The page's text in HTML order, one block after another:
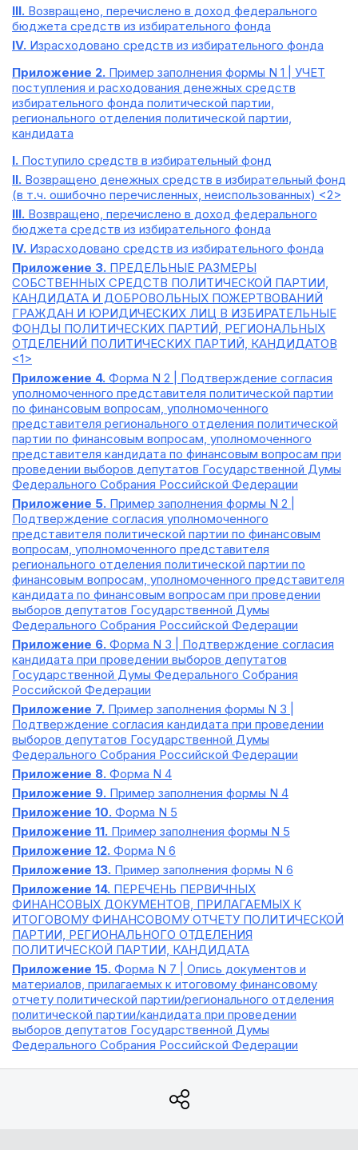
III. Возвращено, перечислено в доход федерального
бюджета средств из избирательного фонда
IV. Израсходовано средств из избирательного фонда
Приложение 2. Пример заполнения формы N 1 | УЧЕТ
поступления и расходования денежных средств
избирательного фонда политической партии,
регионального отделения политической партии,
кандидата
I. Поступило средств в избирательный фонд
II. Возвращено денежных средств в избирательный фонд
(в т.ч. ошибочно перечисленных, неиспользованных) <2>
III. Возвращено, перечислено в доход федерального
бюджета средств из избирательного фонда
IV. Израсходовано средств из избирательного фонда
Приложение 3. ПРЕДЕЛЬНЫЕ РАЗМЕРЫ
СОБСТВЕННЫХ СРЕДСТВ ПОЛИТИЧЕСКОЙ ПАРТИИ,
КАНДИДАТА И ДОБРОВОЛЬНЫХ ПОЖЕРТВОВАНИЙ
ГРАЖДАН И ЮРИДИЧЕСКИХ ЛИЦ В ИЗБИРАТЕЛЬНЫЕ
ФОНДЫ ПОЛИТИЧЕСКИХ ПАРТИЙ, РЕГИОНАЛЬНЫХ
ОТДЕЛЕНИЙ ПОЛИТИЧЕСКИХ ПАРТИЙ, КАНДИДАТОВ
<1>
Приложение 4. Форма N 2 | Подтверждение согласия
уполномоченного представителя политической партии
по финансовым вопросам, уполномоченного
представителя регионального отделения политической
партии по финансовым вопросам, уполномоченного
представителя кандидата по финансовым вопросам при
проведении выборов депутатов Государственной Думы
Федерального Собрания Российской Федерации
Приложение 5. Пример заполнения формы N 2 |
Подтверждение согласия уполномоченного
представителя политической партии по финансовым
вопросам, уполномоченного представителя
регионального отделения политической партии по
финансовым вопросам, уполномоченного представителя
кандидата по финансовым вопросам при проведении
выборов депутатов Государственной Думы
Федерального Собрания Российской Федерации
Приложение 6. Форма N 3 | Подтверждение согласия
кандидата при проведении выборов депутатов
Государственной Думы Федерального Собрания
Российской Федерации
Приложение 7. Пример заполнения формы N 3 |
Подтверждение согласия кандидата при проведении
выборов депутатов Государственной Думы
Федерального Собрания Российской Федерации
Приложение 8. Форма N 4
Приложение 9. Пример заполнения формы N 4
Приложение 10. Форма N 5
Приложение 11. Пример заполнения формы N 5
Приложение 12. Форма N 6
Приложение 13. Пример заполнения формы N 6
Приложение 14. ПЕРЕЧЕНЬ ПЕРВИЧНЫХ
ФИНАНСОВЫХ ДОКУМЕНТОВ, ПРИЛАГАЕМЫХ К
ИТОГОВОМУ ФИНАНСОВОМУ ОТЧЕТУ ПОЛИТИЧЕСКОЙ
ПАРТИИ, РЕГИОНАЛЬНОГО ОТДЕЛЕНИЯ
ПОЛИТИЧЕСКОЙ ПАРТИИ, КАНДИДАТА
Приложение 15. Форма N 7 | Опись документов и
материалов, прилагаемых к итоговому финансовому
отчету политической партии/регионального отделения
политической партии/кандидата при проведении
выборов депутатов Государственной Думы
Федерального Собрания Российской Федерации